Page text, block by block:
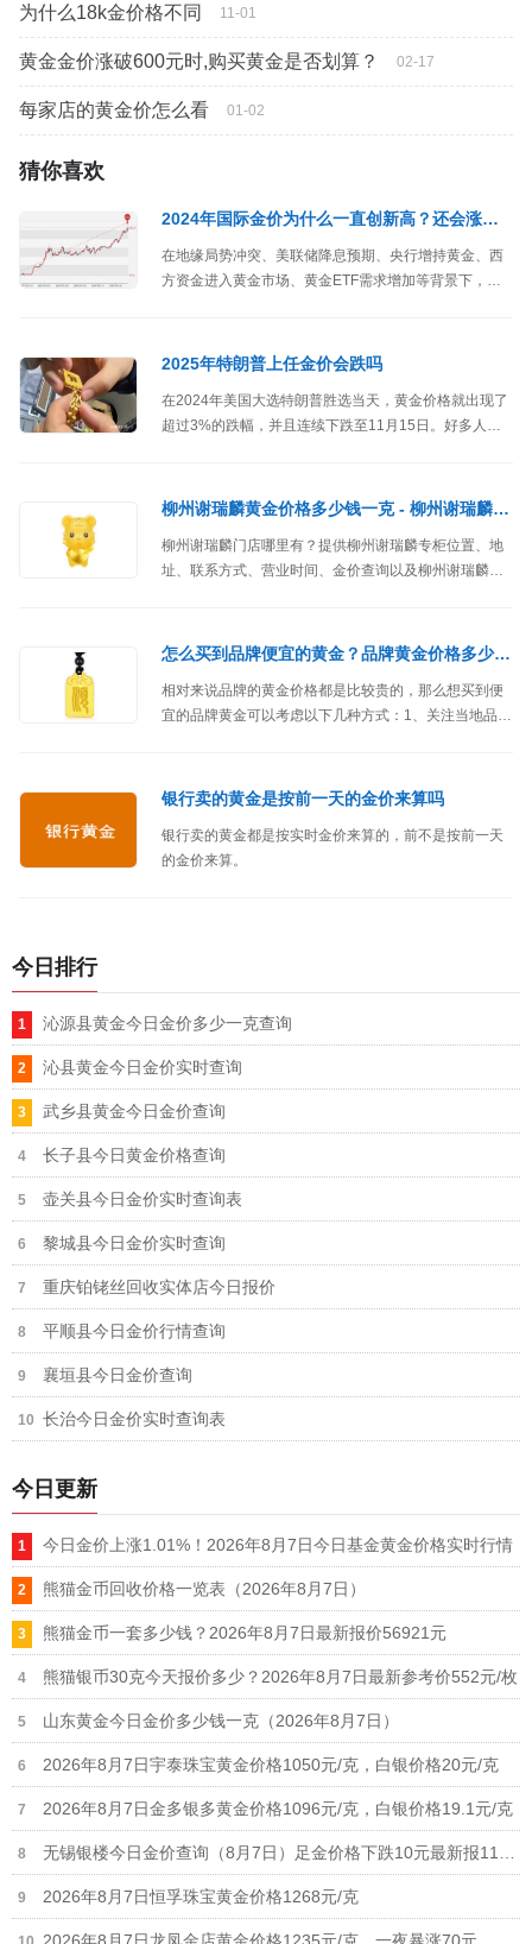
为什么18k金价格不同 11-01
黄金金价涨破600元时,购买黄金是否划算？ 02-17
每家店的黄金价怎么看 01-02
猜你喜欢
2024年国际金价为什么一直创新高？还会涨吗？黄金上涨到什么时候终结
在地缘局势冲突、美联储降息预期、央行增持黄金、西
方资金进入黄金市场、黄金ETF需求增加等背景下，
格还会上涨吗？黄金上涨到什么时候终结呢？
2025年特朗普上任金价会跌吗
在2024年美国大选特朗普胜选当天，黄金价格就出现了
超过3%的跌幅，并且连续下跌至11月15日。好多人都
柳州谢瑞麟黄金价格多少钱一克 - 柳州谢瑞麟专柜查询
柳州谢瑞麟门店哪里有？提供柳州谢瑞麟专柜位置、地
址、联系方式、营业时间、金价查询以及柳州谢瑞麟黄
怎么买到品牌便宜的黄金？品牌黄金价格多少钱一克
相对来说品牌的黄金价格都是比较贵的，那么想买到便
宜的品牌黄金可以考虑以下几种方式：1、关注当地品牌
金行情，等金价下跌的时候购买。
银行卖的黄金是按前一天的金价来算吗
银行卖的黄金都是按实时金价来算的，前不是按前一天
的金价来算。
今日排行
沁源县黄金今日金价多少一克查询
沁县黄金今日金价实时查询
武乡县黄金今日金价查询
长子县今日黄金价格查询
壶关县今日金价实时查询表
黎城县今日金价实时查询
重庆铂铑丝回收实体店今日报价
平顺县今日金价行情查询
襄垣县今日金价查询
长治今日金价实时查询表
今日更新
今日金价上涨1.01%！2026年8月7日今日基金黄金价格实时行情
熊猫金币回收价格一览表（2026年8月7日）
熊猫金币一套多少钱？2026年8月7日最新报价56921元
熊猫银币30克今天报价多少？2026年8月7日最新参考价552元/枚
山东黄金今日金价多少钱一克（2026年8月7日）
2026年8月7日宇泰珠宝黄金价格1050元/克，白银价格20元/克
2026年8月7日金多银多黄金价格1096元/克，白银价格19.1元/克
2026年8月7日恒孚珠宝黄金价格1268元/克